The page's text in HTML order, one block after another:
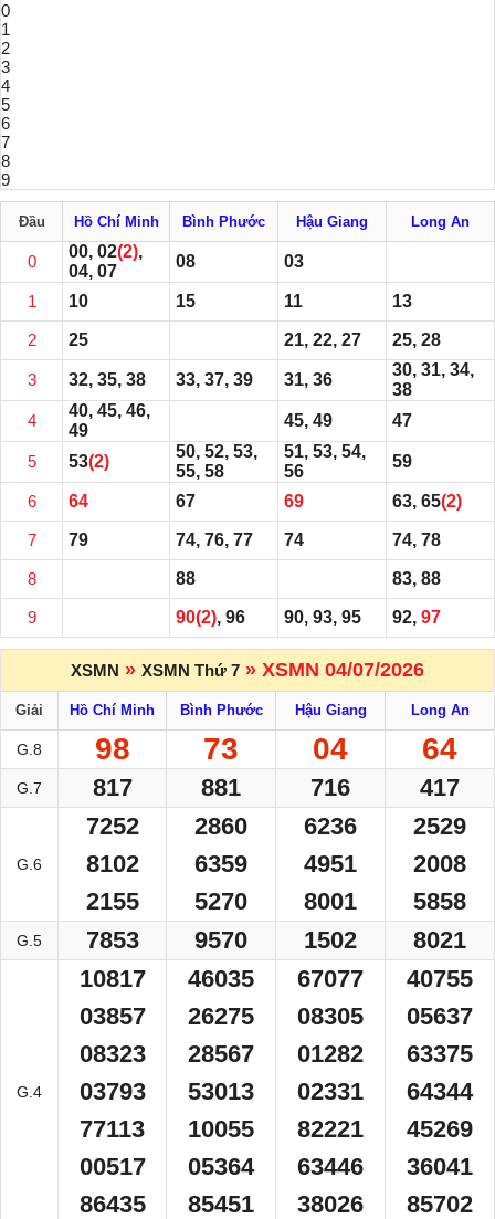
0
1
2
3
4
5
6
7
8
9
Đầu Hồ Chí Minh Bình Phước Hậu Giang Long An
0
00, 02(2),
04, 07
08 03
1 10 15 11 13
2 25 21, 22, 27 25, 28
3 32, 35, 38 33, 37, 39 31, 36
30, 31, 34,
38
4
40, 45, 46,
49
45, 49 47
5 53(2)
50, 52, 53,
55, 58
51, 53, 54,
56
59
6 64 67 69 63, 65(2)
7 79 74, 76, 77 74 74, 78
8 88 83, 88
9 90(2), 96 90, 93, 95 92, 97
XSMN » XSMN Thứ 7 » XSMN 04/07/2026
Giải Hồ Chí Minh Bình Phước Hậu Giang Long An
G.8 98 73 04 64
G.7 817 881 716 417
G.6
7252
8102
2155
2860
6359
5270
6236
4951
8001
2529
2008
5858
G.5 7853 9570 1502 8021
G.4
10817
03857
08323
03793
77113
00517
86435
46035
26275
28567
53013
10055
05364
85451
67077
08305
01282
02331
82221
63446
38026
40755
05637
63375
64344
45269
36041
85702